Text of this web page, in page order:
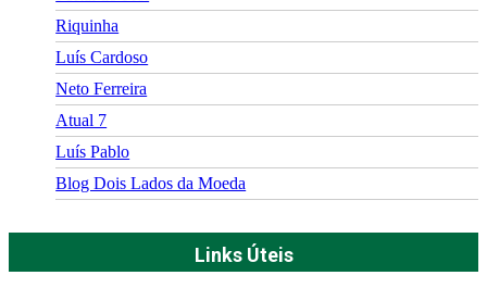
Riquinha
Luís Cardoso
Neto Ferreira
Atual 7
Luís Pablo
Blog Dois Lados da Moeda
Links Úteis